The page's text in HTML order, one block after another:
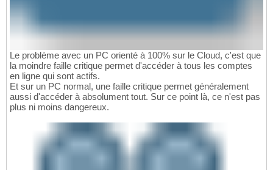
Le problème avec un PC orienté à 100% sur le Cloud, c'est que
la moindre faille critique permet d'accéder à tous les comptes
en ligne qui sont actifs.
Et sur un PC normal, une faille critique permet généralement
aussi d'accéder à absolument tout. Sur ce point là, ce n'est pas
plus ni moins dangereux.